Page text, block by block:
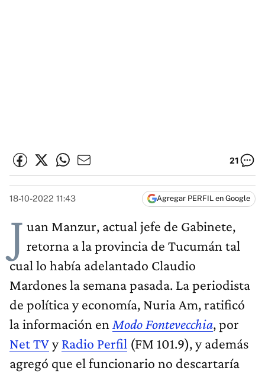
21
18-10-2022 11:43 Agregar PERFIL en Google
J uan Manzur, actual jefe de Gabinete,
retorna a la provincia de Tucumán tal
cual lo había adelantado Claudio
Mardones la semana pasada. La periodista
de política y economía, Nuria Am, ratificó
la información en Modo Fontevecchia, por
Net TVyRadio Perfil (FM 101.9), y además
agregó que el funcionario no descartaría